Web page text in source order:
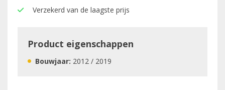
Verzekerd van de laagste prijs
Product eigenschappen
Bouwjaar: 2012 / 2019